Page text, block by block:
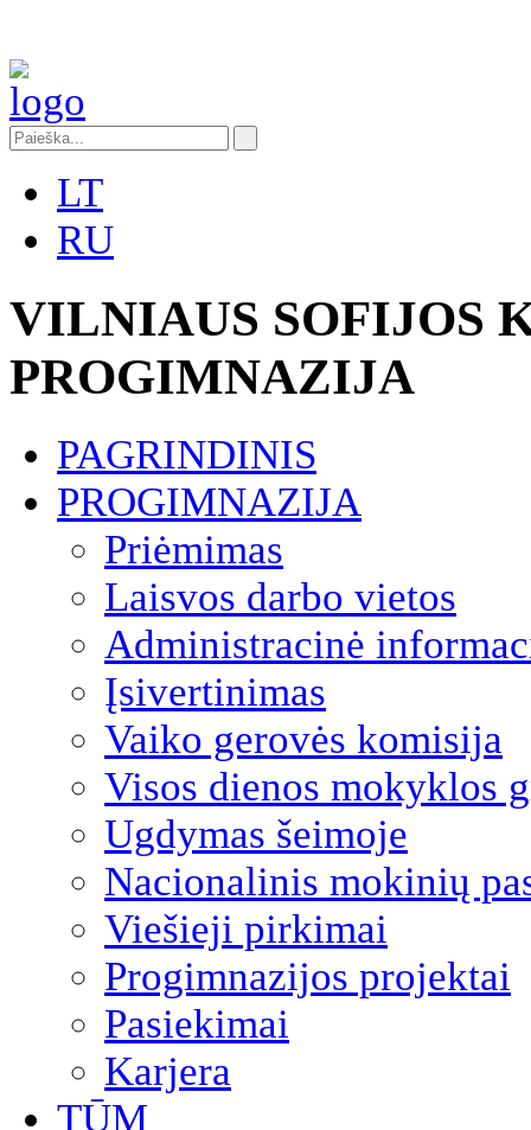
LT
RU
VILNIAUS SOFIJOS
PROGIMNAZIJA
PAGRINDINIS
PROGIMNAZIJA
Priėmimas
Laisvos darbo vietos
Administracinė
Įsivertinimas
Vaiko gerovės komisija
Visos dienos mokyklos
Ugdymas šeimoje
Nacionalinis mokinių
Viešieji pirkimai
Progimnazijos projektai
Pasiekimai
Karjera
TŪM